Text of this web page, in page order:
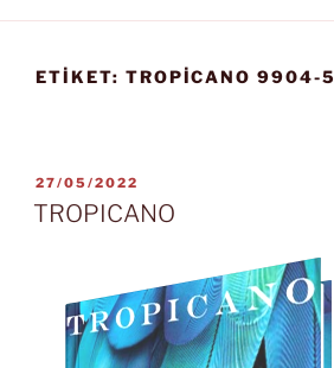
ETIKET: TROPICANO 9904-5
YAYIM
TARIHI
27/05/2022
TROPICANO